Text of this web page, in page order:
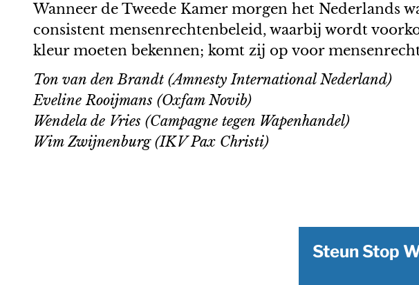
Wanneer de Tweede Kamer morgen het Nederlands
consistent mensenrechtenbeleid, waarbij wordt
kleur moeten bekennen; komt zij op voor
Ton van den Brandt (Amnesty International Nederland)
Eveline Rooijmans (Oxfam Novib)
Wendela de Vries (Campagne tegen Wapenhandel)
Wim Zwijnenburg (IKV Pax Christi)
Steun Stop